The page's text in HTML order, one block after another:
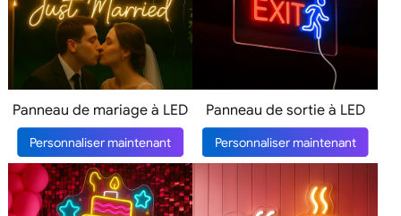
Panneau de mariage à LED
Personnaliser maintenant
Panneau de sortie à LED
Personnaliser maintenant